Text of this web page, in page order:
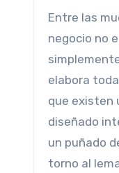
Entre las muchas cosas que Wonder necesita entender está cómo describir a los clientes de qué se trata. El
negocio no
elabora
que existen
diseñado
un puñado
torno al